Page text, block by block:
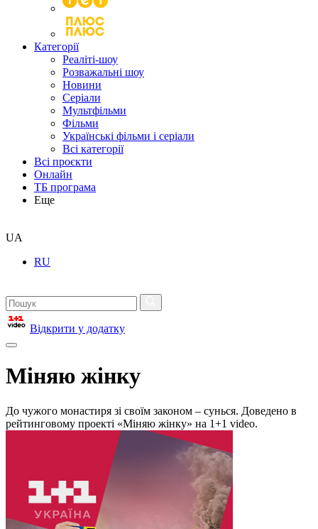
Категорії
Реаліті-шоу
Розважальні шоу
Новини
Серіали
Мультфільми
Фільми
Українські фільми і серіали
Всі категорії
Всі проєкти
Онлайн
ТБ програма
Еще
UA
RU
Відкрити у додатку
Міняю жінку
До чужого монастиря зі своїм законом – сунься. Доведено в
рейтинговому проекті «Міняю жінку» на 1+1 video.